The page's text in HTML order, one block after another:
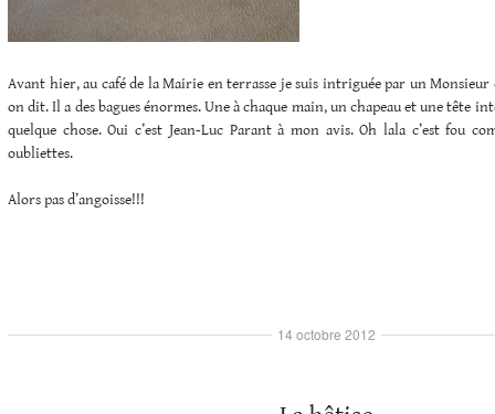
Avant hier, au café de la Mairie en terrasse je suis intriguée par un Monsieur
on dit. Il a des bagues énormes. Une à chaque main, un chapeau et une tête
quelque chose. Oui c’est Jean-Luc Parant à mon avis. Oh lala c’est fou
oubliettes.
Alors pas d’angoisse!!!
14 octobre 2012